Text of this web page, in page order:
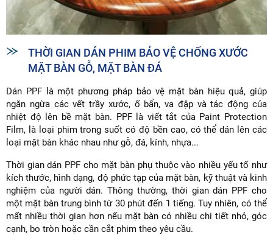
THỜI GIAN DÁN PHIM BẢO VỆ CHỐNG XƯỚC
MẶT BÀN GỖ, MẶT BÀN ĐÁ
Dán PPF là một phương pháp bảo vệ mặt bàn hiệu quả, giúp
ngăn ngừa các vết trầy xước, ố bẩn, va đập và tác động của
nhiệt độ lên bề mặt bàn. PPF là viết tắt của Paint Protection
Film, là loại phim trong suốt có độ bền cao, có thể dán lên các
loại mặt bàn khác nhau như gỗ, đá, kính, nhựa...
Thời gian dán PPF cho mặt bàn phụ thuộc vào nhiều yếu tố như
kích thước, hình dạng, độ phức tạp của mặt bàn, kỹ thuật và kinh
nghiệm của người dán. Thông thường, thời gian dán PPF cho
một mặt bàn trung bình từ 30 phút đến 1 tiếng. Tuy nhiên, có thể
mất nhiều thời gian hơn nếu mặt bàn có nhiều chi tiết nhỏ, góc
cạnh, bo tròn hoặc cần cắt phim theo yêu cầu.